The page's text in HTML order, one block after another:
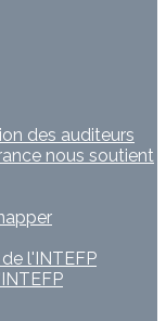
des auditeurs
nous soutient
l'INTEFP